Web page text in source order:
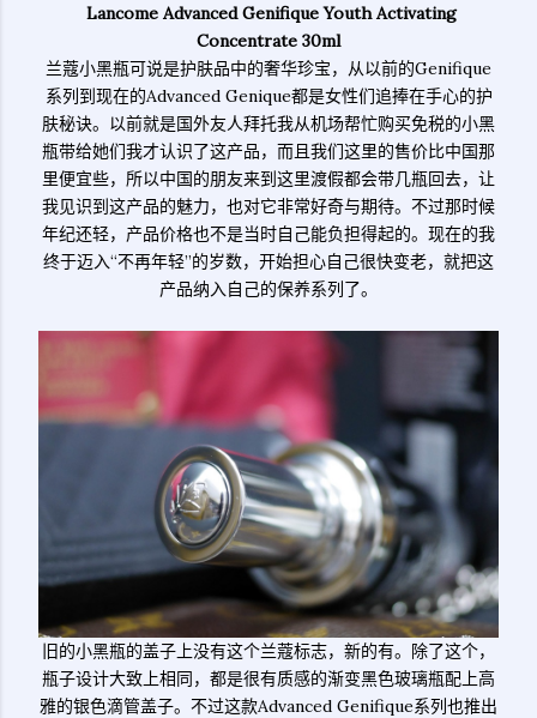
Lancome Advanced Genifique Youth Activating
Concentrate 30ml
兰蔻小黑瓶可说是护肤品中的奢华珍宝，从以前的Genifique
系列到现在的Advanced Genique都是女性们追捧在手心的护
肤秘诀。以前就是国外友人拜托我从机场帮忙购买免税的小黑
瓶带给她们我才认识了这产品，而且我们这里的售价比中国那
里便宜些，所以中国的朋友来到这里渡假都会带几瓶回去，让
我见识到这产品的魅力，也对它非常好奇与期待。不过那时候
年纪还轻，产品价格也不是当时自己能负担得起的。现在的我
终于迈入“不再年轻”的岁数，开始担心自己很快变老，就把这
产品纳入自己的保养系列了。
旧的小黑瓶的盖子上没有这个兰蔻标志，新的有。除了这个，
瓶子设计大致上相同，都是很有质感的渐变黑色玻璃瓶配上高
雅的银色滴管盖子。不过这款Advanced Genifique系列也推出